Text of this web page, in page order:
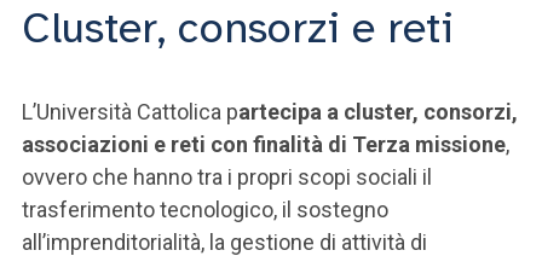
Corsi di studio
Ricerca
Facoltà e campus
Cluster, consorzi e reti
L’Università Cattolica partecipa a cluster, consorzi,
associazioni e reti con finalità di Terza missione,
ovvero che hanno tra i propri scopi sociali il
trasferimento tecnologico, il sostegno
all’imprenditorialità, la gestione di attività di